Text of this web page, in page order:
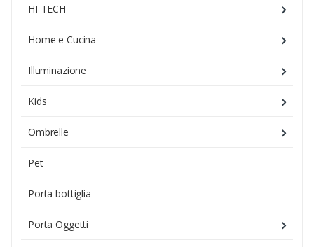
HI-TECH
Home e Cucina
Illuminazione
Kids
Ombrelle
Pet
Porta bottiglia
Porta Oggetti